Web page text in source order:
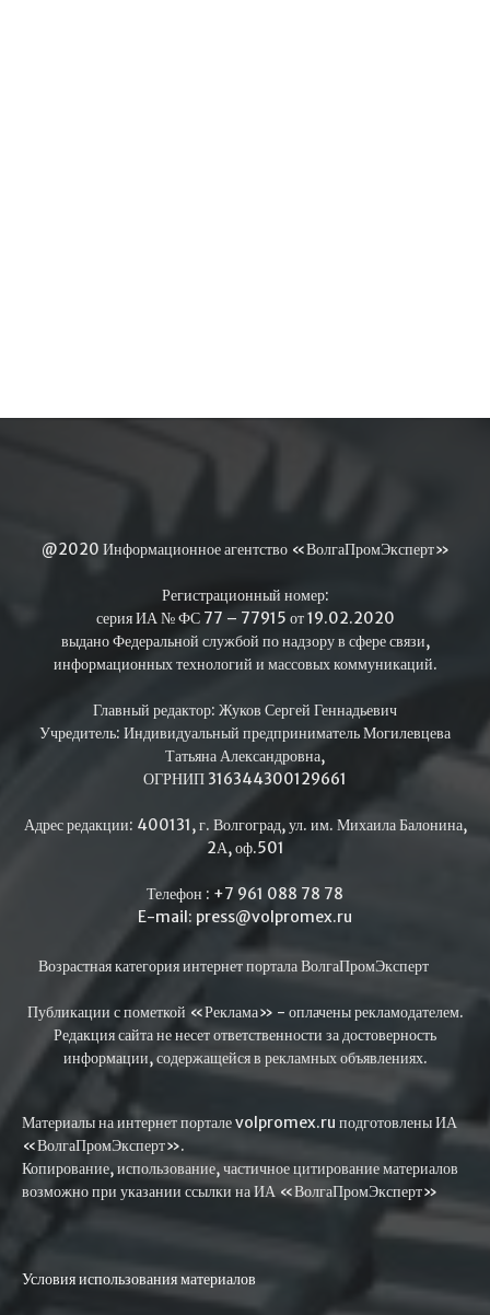
@2020 Информационное агентство «ВолгаПромЭксперт»
Регистрационный номер:
серия ИА № ФС 77 – 77915 от 19.02.2020
выдано Федеральной службой по надзору в сфере связи,
информационных технологий и массовых коммуникаций.
Главный редактор: Жуков Сергей Геннадьевич
Учредитель: Индивидуальный предприниматель Могилевцева
Татьяна Александровна,
ОГРНИП 316344300129661
Адрес редакции: 400131, г. Волгоград, ул. им. Михаила Балонина,
2А, оф.501
Телефон : +7 961 088 78 78
E-mail: press@volpromex.ru
Возрастная категория интернет портала ВолгаПромЭксперт
Публикации с пометкой «Реклама» - оплачены рекламодателем.
Редакция сайта не несет ответственности за достоверность
информации, содержащейся в рекламных объявлениях.
Материалы на интернет портале volpromex.ru подготовлены ИА
«ВолгаПромЭксперт».
Копирование, использование, частичное цитирование материалов
возможно при указании ссылки на ИА «ВолгаПромЭксперт»
Условия использования материалов